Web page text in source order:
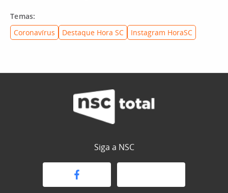
Temas:
Coronavírus
Destaque Hora SC Instagram HoraSC
Siga a NSC